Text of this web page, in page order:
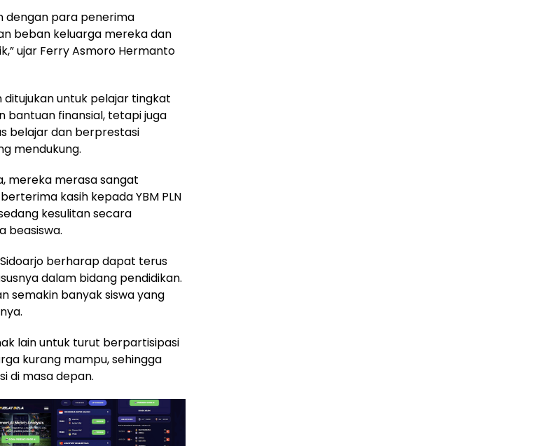
dengan para penerima
beban keluarga mereka dan
ujar Ferry Asmoro Hermanto
untuk pelajar tingkat
bantuan finansial, tetapi juga
belajar dan berprestasi
mendukung.
mereka merasa sangat
kasih kepada YBM PLN
kesulitan secara
beasiswa.
Sidoarjo berharap dapat terus
dalam bidang pendidikan.
semakin banyak siswa yang
lain untuk turut berpartisipasi
kurang mampu, sehingga
di masa depan.